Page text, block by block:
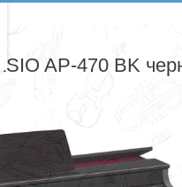
AP-470 BK